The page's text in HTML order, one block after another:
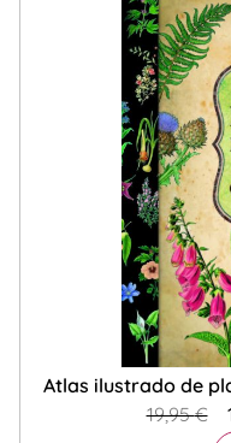
Atlas ilustrado de
19,95€